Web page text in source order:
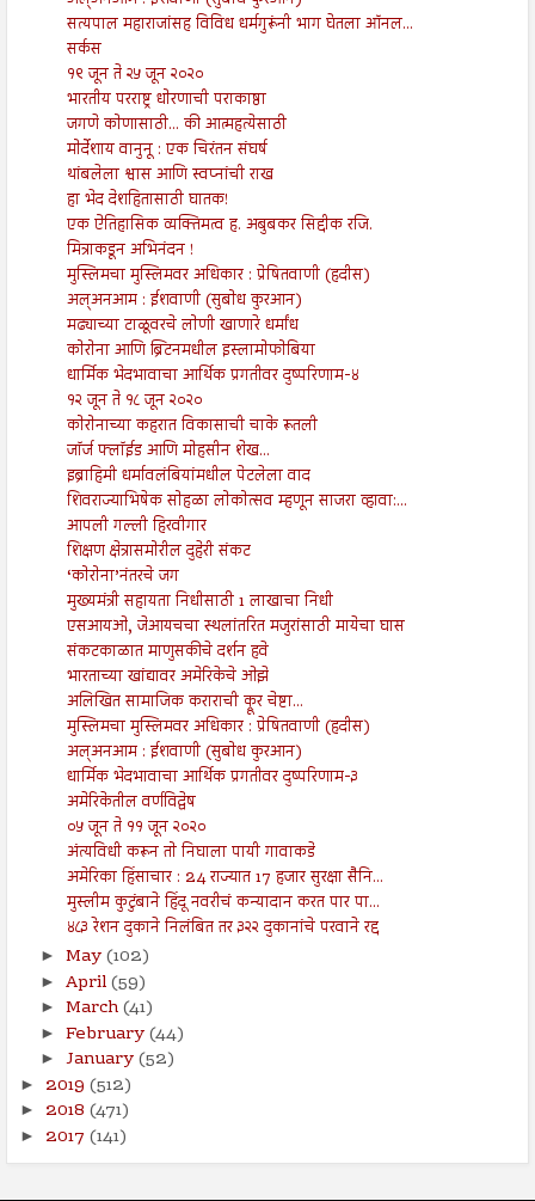
सत्यपाल महाराजांसह विविध धर्मगुरूंनी भाग घेतला ऑनल...
सर्कस
१९ जून ते २५ जून २०२०
भारतीय परराष्ट्र धोरणाची पराकाष्ठा
जगणे कोणासाठी... की आत्महत्येसाठी
मोर्देशाय वानुनू : एक चिरंतन संघर्ष
थांबलेला श्वास आणि स्वप्नांची राख
हा भेद देशहितासाठी घातक!
एक ऐतिहासिक व्यक्तिमत्व ह. अबुबकर सिद्दीक रजि.
मित्राकडून अभिनंदन !
मुस्लिमचा मुस्लिमवर अधिकार : प्रेषितवाणी (हदीस)
अल्अनआम : ईशवाणी (सुबोध कुरआन)
मढ्याच्या टाळूवरचे लोणी खाणारे धर्मांध
कोरोना आणि ब्रिटनमधील इस्लामोफोबिया
धार्मिक भेदभावाचा आर्थिक प्रगतीवर दुष्परिणाम-४
१२ जून ते १८ जून २०२०
कोरोनाच्या कहरात विकासाची चाके रूतली
जॉर्ज फ्लॉईड आणि मोहसीन शेख...
इब्राहिमी धर्मावलंबियांमधील पेटलेला वाद
शिवराज्याभिषेक सोहळा लोकोत्सव म्हणून साजरा व्हावा:...
आपली गल्ली हिरवीगार
शिक्षण क्षेत्रासमोरील दुहेरी संकट
‘कोरोना’नंतरचे जग
मुख्यमंत्री सहायता निधीसाठी 1 लाखाचा निधी
एसआयओ, जेआयचचा स्थलांतरित मजुरांसाठी मायेचा घास
संकटकाळात माणुसकीचे दर्शन हवे
भारताच्या खांद्यावर अमेरिकेचे ओझे
अलिखित सामाजिक कराराची क्रूर चेष्टा...
मुस्लिमचा मुस्लिमवर अधिकार : प्रेषितवाणी (हदीस)
अल्अनआम : ईशवाणी (सुबोध कुरआन)
धार्मिक भेदभावाचा आर्थिक प्रगतीवर दुष्परिणाम-३
अमेरिकेतील वर्णविद्वेष
०५ जून ते ११ जून २०२०
अंत्यविधी करून तो निघाला पायी गावाकडे
अमेरिका हिंसाचार : 24 राज्यात 17 हजार सुरक्षा सैनि...
मुस्लीम कुटुंबाने हिंदू नवरीचं कन्यादान करत पार पा...
४८३ रेशन दुकाने निलंबित तर ३२२ दुकानांचे परवाने रद्द
► May(102)
► April(59)
► March(41)
► February(44)
► January(52)
► 2019 (512)
► 2018 (471)
► 2017 (141)